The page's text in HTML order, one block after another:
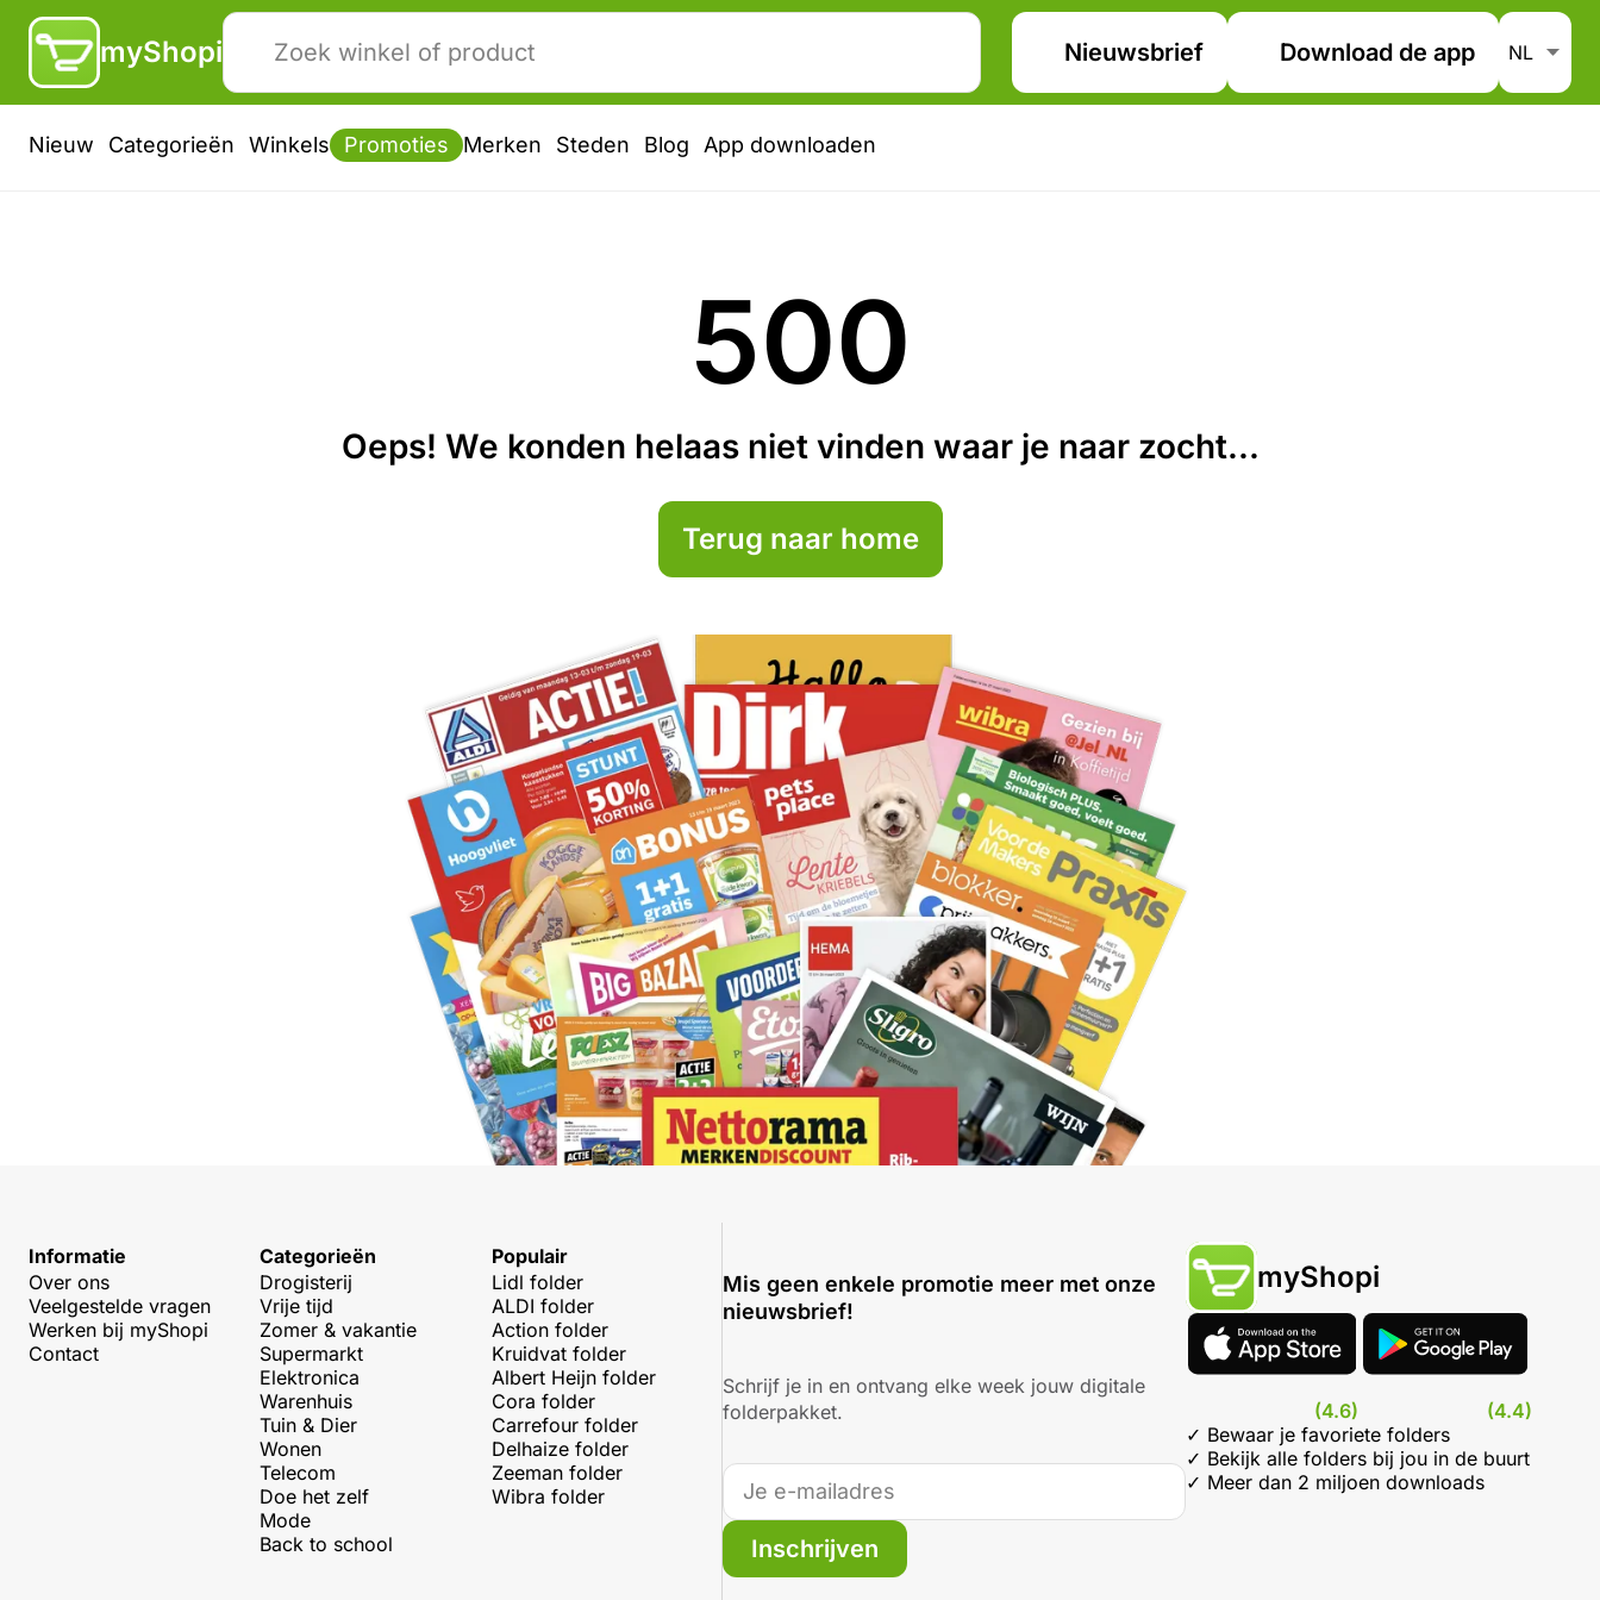
myShopi Nieuwsbrief Download de app
Nieuw Categorieën Winkels Promoties Merken Steden Blog App downloaden
500
Oeps! We konden helaas niet vinden waar je naar zocht...
Terug naar home
Informatie
Over ons
Veelgestelde vragen
Werken bij myShopi
Contact
Categorieën
Drogisterij
Vrije tijd
Zomer & vakantie
Supermarkt
Elektronica
Warenhuis
Tuin & Dier
Wonen
Telecom
Doe het zelf
Mode
Back to school
Populair
Lidl folder
ALDI folder
Action folder
Kruidvat folder
Albert Heijn folder
Cora folder
Carrefour folder
Delhaize folder
Zeeman folder
Wibra folder
Mis geen enkele promotie meer met onze
nieuwsbrief!
Schrijf je in en ontvang elke week jouw digitale
folderpakket.
Inschrijven
myShopi
(4.6)
(4.4)
✓ Bewaar je favoriete folders
✓ Bekijk alle folders bij jou in de buurt
✓ Meer dan 2 miljoen downloads